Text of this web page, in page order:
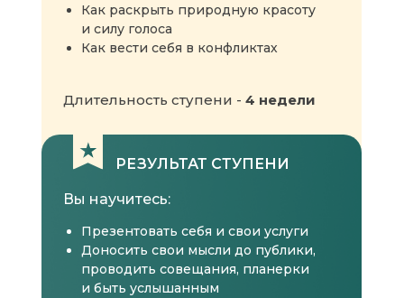
РЕЗУЛЬТАТ СТУПЕНИ
Вы научитесь:
Как раскрыть природную красоту
и силу голоса
Как вести себя в конфликтах
Презентовать себя и свои услуги
Доносить свои мысли до публики,
проводить совещания, планерки
и быть услышанным
Длительность ступени - 4 недели